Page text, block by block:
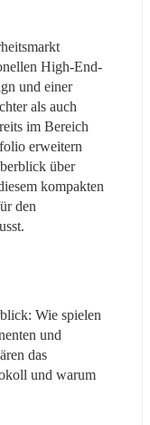
High-End-
und einer
als auch
im Bereich
erweitern
über
kompakten
den
Wie spielen
und
das
und warum